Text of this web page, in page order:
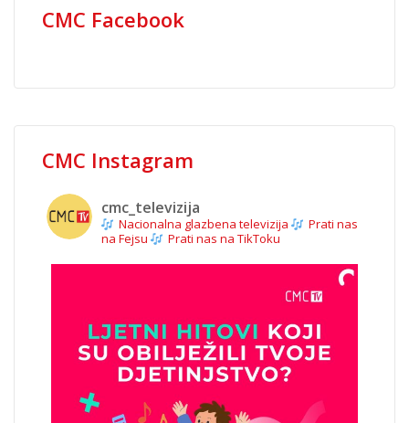
CMC Facebook
CMC Instagram
cmc_televizija
Nacionalna glazbena televizija
Prati nas
na Fejsu
Prati nas na TikToku